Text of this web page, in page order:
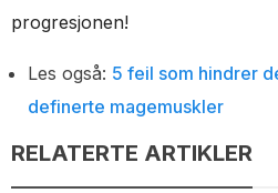
progresjonen!
Les også: 5 feil som hindrer
definerte magemuskler
RELATERTE ARTIKLER